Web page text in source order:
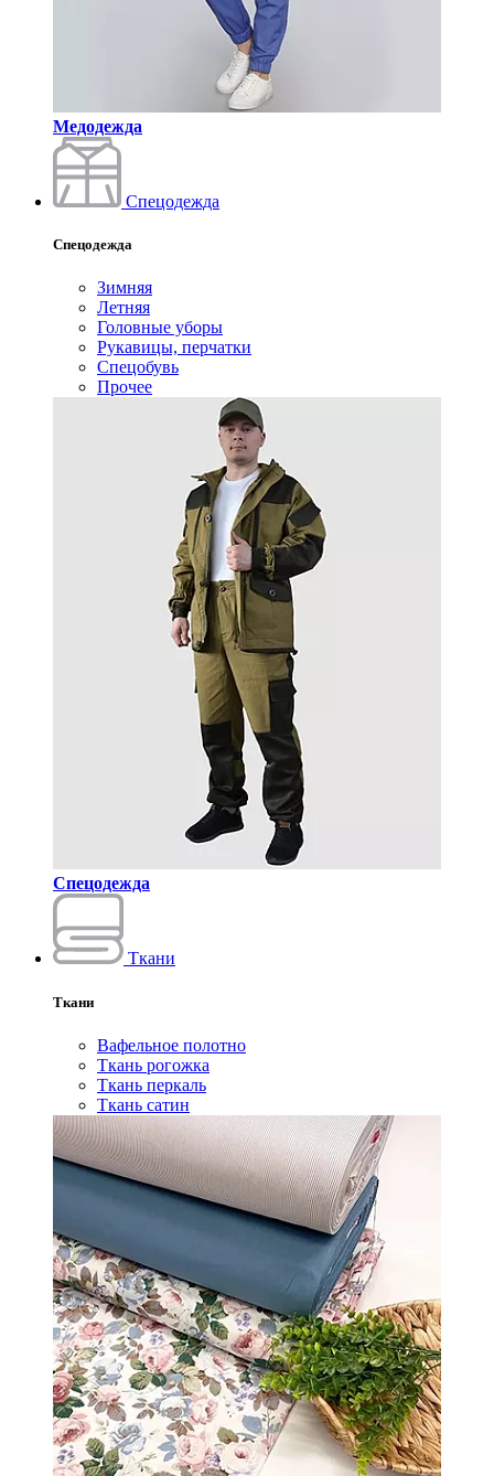
Медодежда
Спецодежда
Спецодежда
Зимняя
Летняя
Головные уборы
Рукавицы, перчатки
Спецобувь
Прочее
Спецодежда
Ткани
Ткани
Вафельное полотно
Ткань рогожка
Ткань перкаль
Ткань сатин